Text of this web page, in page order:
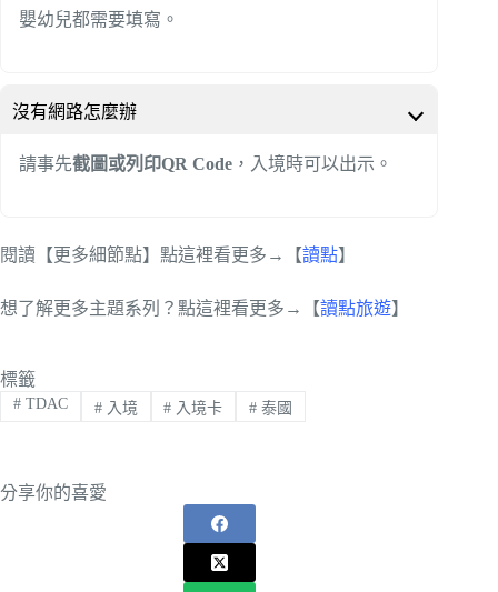
嬰幼兒都需要填寫。
沒有網路怎麼辦
請事先截圖或列印QR Code，入境時可以出示。
閱讀【更多細節點】點這裡看更多→【讀點】
想了解更多主題系列？點這裡看更多→【讀點旅遊】
標籤
#TDAC #入境 # 入境卡 # 泰國
分享你的喜愛